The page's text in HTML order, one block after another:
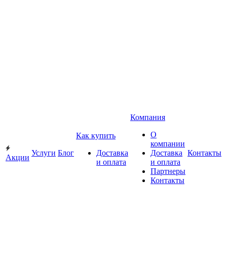
Акции
Услуги Блог
Как купить
Доставка
и оплата
Компания
О
компании
Доставка
и оплата
Партнеры
Контакты
Контакты